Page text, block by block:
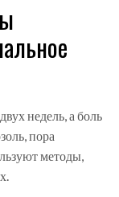
недель, а боль
пора
методы,